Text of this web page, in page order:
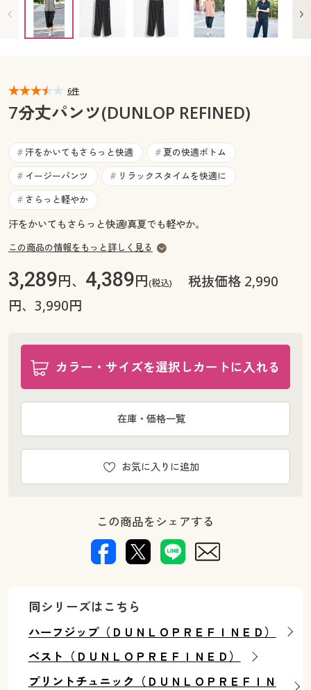
カタログ無料プレゼント
マイページ
お気に入り
サポート
ご利用ガイド
よくある質問とお問い合わせ
会員メニュー
閲覧履歴
サポート
ご利用ガイド
6件
7分丈パンツ(DUNLOP REFINED)
# 汗をかいてもさらっと快適 # 夏の快適ボトム
# イージーパンツ # リラックスタイムを快適に
# さらっと軽やか
汗をかいてもさらっと快適!真夏でも軽やか。
この商品の情報をもっと詳しく見る
3,289円、 4,389円(税込)
税抜価格 2,990
円、3,990円
カラー・サイズを選択しカートに入れる
お気に入りに追加
在庫・価格一覧
この商品をシェアする
同シリーズはこちら
ハーフジップ（ＤＵＮＬＯＰＲＥＦＩＮＥＤ）
ベスト（ＤＵＮＬＯＰＲＥＦＩＮＥＤ）
プリントチュニック（ＤＵＮＬＯＰＲＥＦＩＮ